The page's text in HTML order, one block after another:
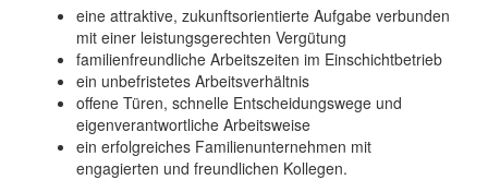
eine attraktive, zukunftsorientierte Aufgabe verbunden
mit einer leistungsgerechten Vergütung
familienfreundliche Arbeitszeiten im Einschichtbetrieb
ein unbefristetes Arbeitsverhältnis
offene Türen, schnelle Entscheidungswege und
eigenverantwortliche Arbeitsweise
ein erfolgreiches Familienunternehmen mit
engagierten und freundlichen Kollegen.